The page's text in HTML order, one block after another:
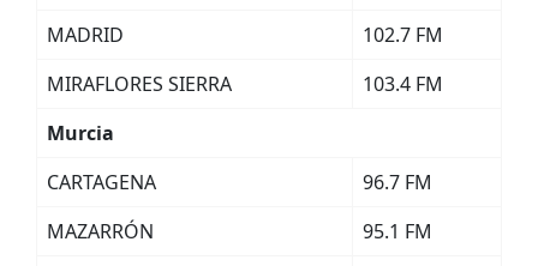
MADRID
102.7 FM
MIRAFLORES SIERRA
103.4 FM
Murcia
CARTAGENA
96.7 FM
MAZARRÓN
95.1 FM